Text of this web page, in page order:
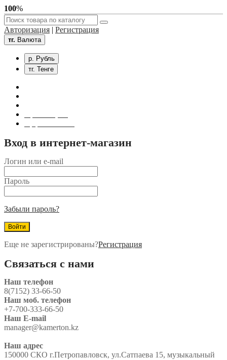
100%
Авторизация | Регистрация
тг. Валюта
р. Рубль
тг. Тенге
Вход в интернет-магазин
Логин или e-mail
Пароль
Забыли пароль?
Еще не зарегистрированы?Регистрация
Связаться с нами
Наш телефон
8(7152) 33-66-50
Наш моб. телефон
+7-700-333-66-50
Наш E-mail
manager@kamerton.kz
Наш адрес
150000 СКО г.Петропавловск, ул.Сатпаева 15, музыкальный